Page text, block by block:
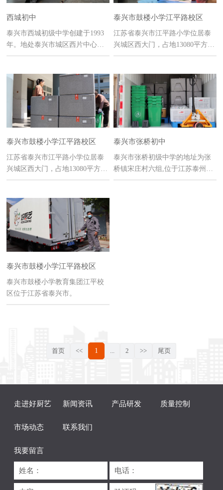
西城初中
泰兴市西城初级中学创建于1993
年。地处泰兴市城区西片中心。
泰兴市鼓楼小学江平路校区
江苏省泰兴市江平路小学位居泰
兴城区西大门，占地13080平方
泰兴市鼓楼小学江平路校区
江苏省泰兴市江平路小学位居泰
兴城区西大门，占地13080平方
泰兴市张桥初中
泰兴市张桥初级中学的地址为张
桥镇宋庄村六组,位于江苏泰州泰
泰兴市鼓楼小学江平路校区
泰兴市鼓楼小学教育集团江平校
区位于江苏省泰兴市。
首页 << 1 2 >> 尾页
走进好厨艺 新闻资讯 产品研发 质量控制
市场动态 联系我们
我要留言
姓名： 电话：